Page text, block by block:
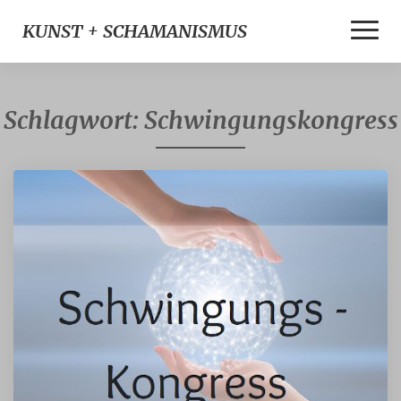
Toggle
KUNST + SCHAMANISMUS
Schlagwort: Schwingungskongress